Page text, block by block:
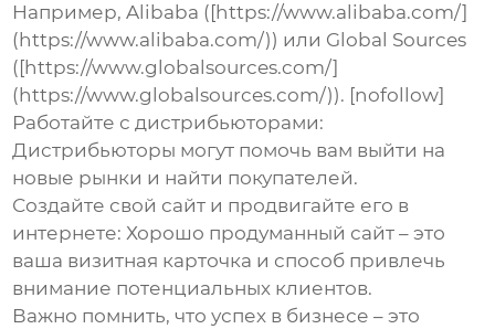
Например, Alibaba ([https://www.alibaba.com/]
(https://www.alibaba.com/)) или Global Sources
([https://www.globalsources.com/]
(https://www.globalsources.com/)). [nofollow]
Работайте с дистрибьюторами:
Дистрибьюторы могут помочь вам выйти на
новые рынки и найти покупателей.
Создайте свой сайт и продвигайте его в
интернете: Хорошо продуманный сайт – это
ваша визитная карточка и способ привлечь
внимание потенциальных клиентов.
Важно помнить, что успех в бизнесе – это